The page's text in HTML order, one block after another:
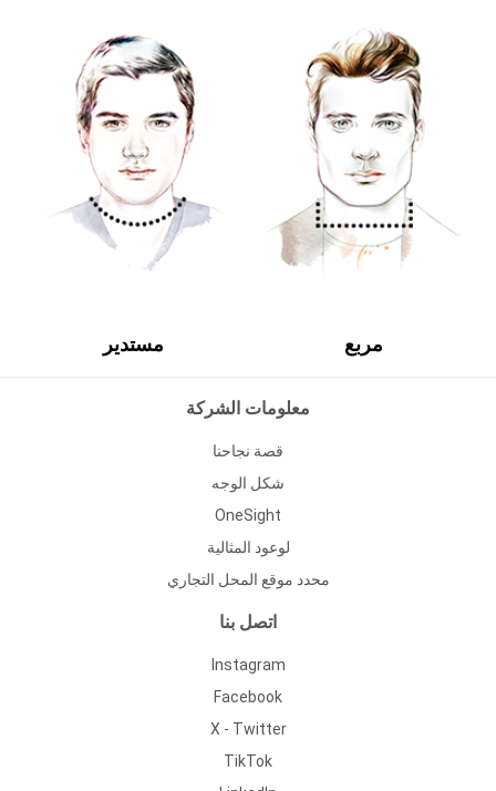
مربع مستدير
معلومات الشركة
قصة نجاحنا
شكل الوجه
OneSight
لوعود المثالية
محدد موقع المحل التجاري
اتصل بنا
Instagram
Facebook
X - Twitter
TikTok